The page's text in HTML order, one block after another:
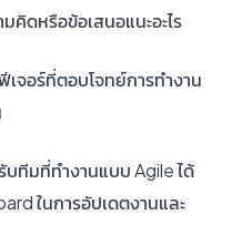
คิดหรือข้อเสนอแนะอะไร
จอร์ที่ตอบโจทย์การทำงาน
บทีมที่ทำงานแบบ Agile ได้
ในการอัปเดตงานและ